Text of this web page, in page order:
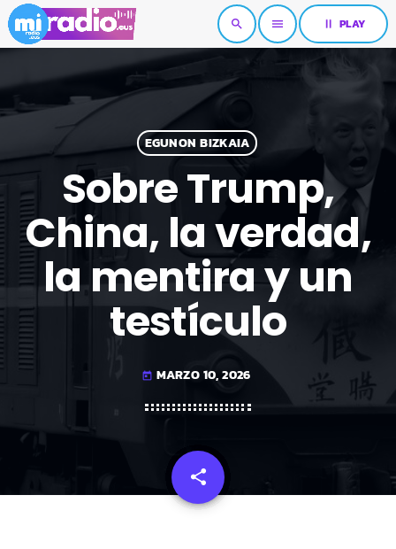
search menu pause PLAY
EGUNON BIZKAIA
Sobre Trump,
China, la verdad,
la mentira y un
testículo
today MARZO 10, 2026
share
email